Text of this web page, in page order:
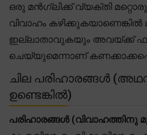
ഒരു മൻഗ്ലിക്ക് വ്യക്തി
വിവാഹം
ഇല്ലാതാവുകയും അവയ്ക്ക്
ചെയ്യുമെന്നാണ്
ചില പരിഹാരങ്ങൾ
ഉണ്ടെങ്കിൽ)
പരിഹാരങ്ങൾ (വിവാഹത്തിനു